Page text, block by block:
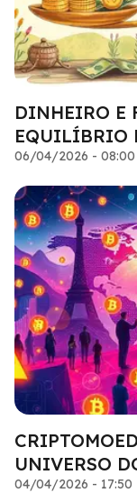
DINHEIRO E
EQUILÍBRIO
06/04/2026 - 08:00
UNIVERSO
04/04/2026 - 17:50